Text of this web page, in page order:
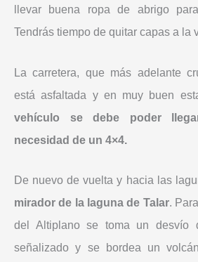
llevar buena ropa de abrigo
Tendrás tiempo de quitar capas a la
La carretera, que más adelante
está asfaltada y en muy buen
vehículo se debe poder
necesidad de un 4×4.
De nuevo de vuelta y hacia las
mirador de la laguna de Talar.
del Altiplano se toma un desvío
señalizado y se bordea un